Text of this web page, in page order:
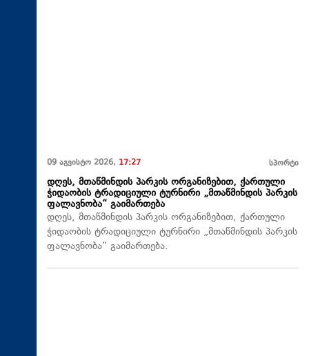
09 აგვისტო 2026, 17:27 სპორტი
დღეს, მთაწმინდის პარკის ორგანიზებით, ქართული
ჭიდაობის ტრადიციული ტურნირი „მთაწმინდის პარკის
ფალავნობა“ გაიმართება
დღეს, მთაწმინდის პარკის ორგანიზებით, ქართული
ჭიდაობის ტრადიციული ტურნირი „მთაწმინდის პარკის
ფალავნობა“ გაიმართება.